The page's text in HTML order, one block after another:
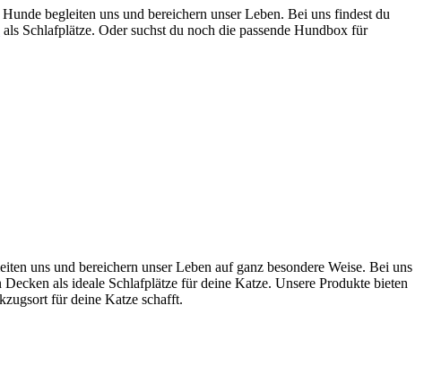
begleiten uns und bereichern unser Leben. Bei uns findest du
als Schlafplätze. Oder suchst du noch die passende Hundbox für
uns und bereichern unser Leben auf ganz besondere Weise. Bei uns
als ideale Schlafplätze für deine Katze. Unsere Produkte bieten
für deine Katze schafft.